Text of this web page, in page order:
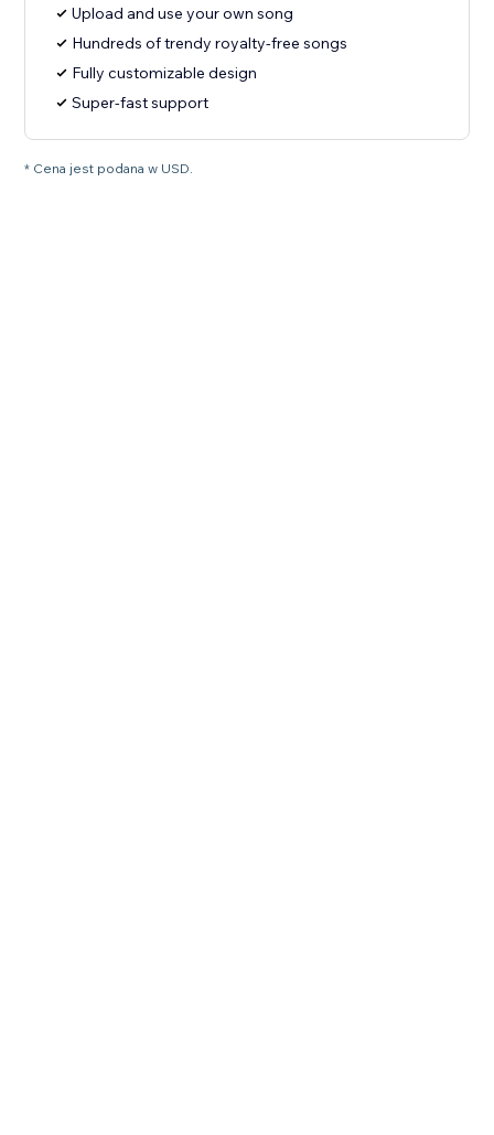
Upload and use your own song
Hundreds of trendy royalty-free songs
Fully customizable design
Super-fast support
* Cena jest podana w USD.